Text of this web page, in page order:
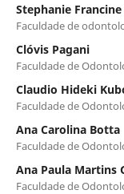
Stephanie
Faculdade de
Clóvis Pagani
Faculdade de
Claudio Hideki
Faculdade de
Ana Carolina Botta
Faculdade de
Ana Paula Martins
Faculdade de